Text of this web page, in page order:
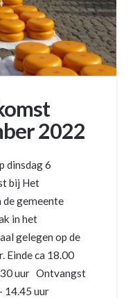
2022
dinsdag 6
bij Het
de gemeente
in het
gelegen op de
Einde ca 18.00
uur Ontvangst
14.45 uur